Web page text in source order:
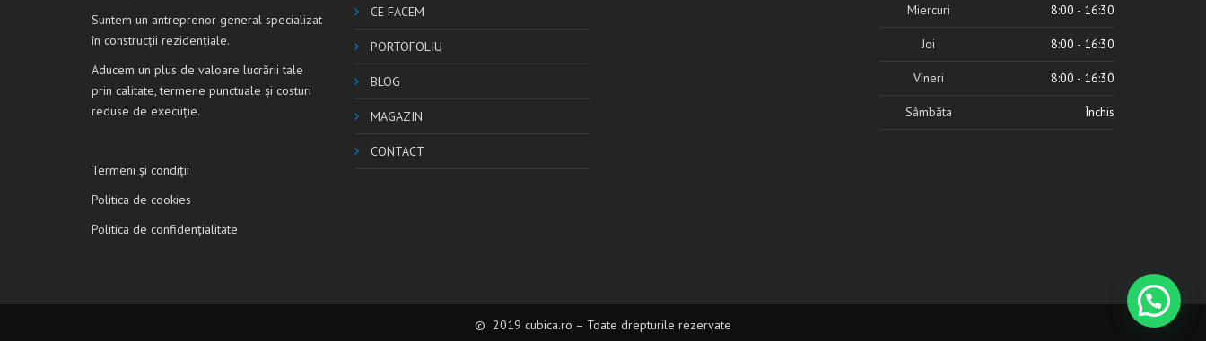
Suntem un antreprenor general specializat
în construcţii rezidenţiale.
Aducem un plus de valoare lucrării tale
prin calitate, termene punctuale şi costuri
reduse de execuţie.
Termeni și condiţii
Politica de cookies
Politica de confidenţialitate
CE FACEM
PORTOFOLIU
BLOG
MAGAZIN
CONTACT
Miercuri 8:00 - 16:30
Joi 8:00 - 16:30
Vineri 8:00 - 16:30
Sâmbăta Închis
© 2019 cubica.ro – Toate drepturile rezervate